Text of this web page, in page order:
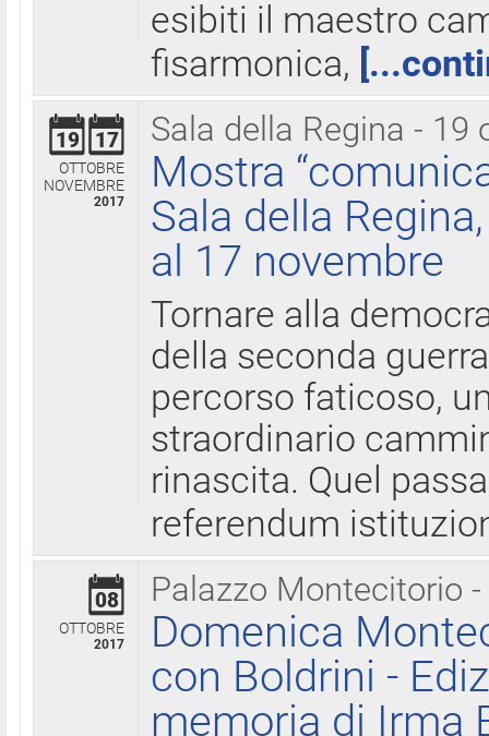
esibiti il maestro
fisarmonica,
Sala della Regina - 19
19 17
OTTOBRE
NOVEMBRE
2017
Mostra
Sala della
al 17 novembre
Tornare alla
della seconda
percorso faticoso,
straordinario
rinascita. Quel
referendum
Palazzo Montecitorio
08
OTTOBRE
2017
Domenica
con Boldrini -
memoria di Irma